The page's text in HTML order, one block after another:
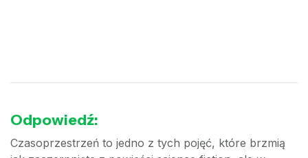
Odpowiedź:
Czasoprzestrzeń to jedno z tych pojęć, które brzmią